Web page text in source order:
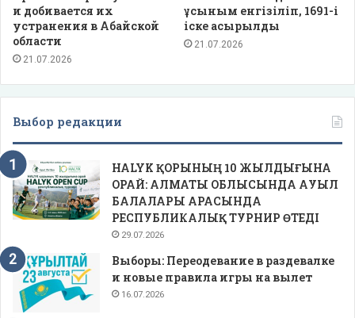
и добивается их
устранения в Абайской
области
21.07.2026
ұсыным енгізіліп, 1691-і
іске асырылды
21.07.2026
Выбор редакции
HALYK ҚОРЫНЫҢ 10 ЖЫЛДЫҒЫНА
ОРАЙ: АЛМАТЫ ОБЛЫСЫНДА АУЫЛ
БАЛАЛАРЫ АРАСЫНДА
РЕСПУБЛИКАЛЫҚ ТУРНИР ӨТЕДІ
29.07.2026
Выборы: Переодевание в раздевалке
и новые правила игры на вылет
16.07.2026